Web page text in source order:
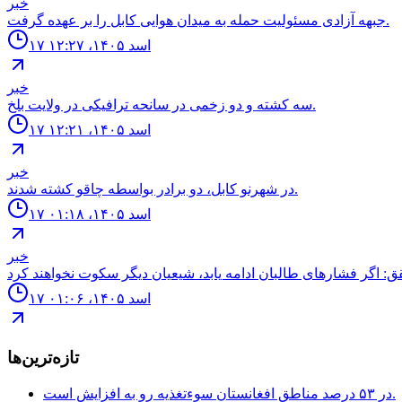
جبهه آزادى مسئوليت حمله به ميدان هوايى كابل را بر عهده گرفت.
۱۷ اسد ۱۴۰۵، ۱۲:۲۷
خبر
سه كشته و دو زخمى در سانحه ترافيكى در ولايت بلخ.
۱۷ اسد ۱۴۰۵، ۱۲:۲۱
خبر
در شهرنو کابل، دو برادر بواسطه چاقو کشته شدند.
۱۷ اسد ۱۴۰۵، ۰۱:۱۸
خبر
۱۷ اسد ۱۴۰۵، ۰۱:۰۶
تازه‌ترین‌ها
در ۵۳ درصد مناطق افغانستان سوءتغذیه رو به افزایش است.